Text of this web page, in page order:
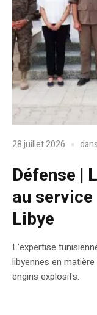
28 juillet 2026 dans
Défense |
au
Libye
L’expertise
libyennes en
engins explosifs.